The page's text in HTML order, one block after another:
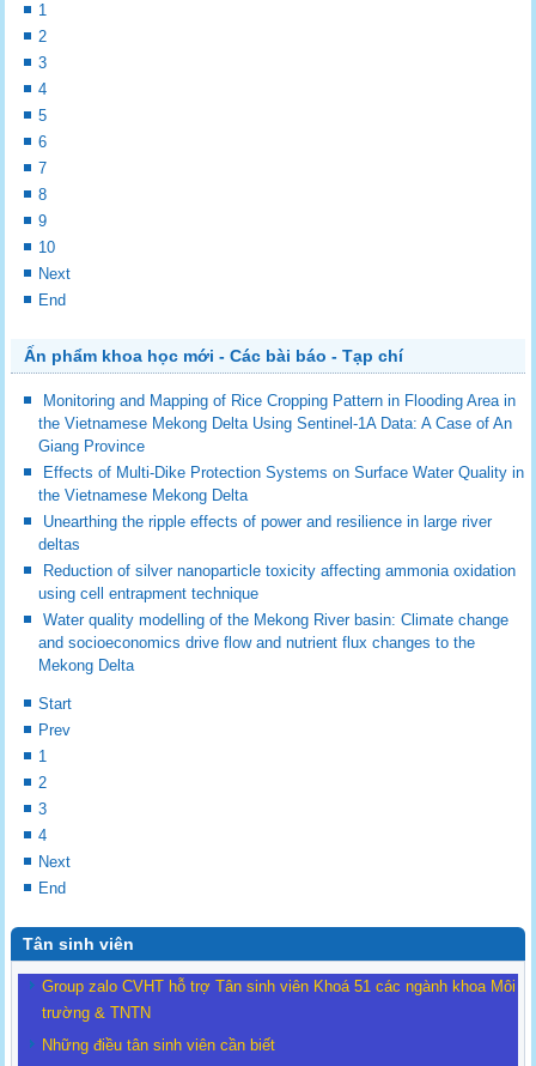
1
2
3
4
5
6
7
8
9
10
Next
End
Ấn phẩm khoa học mới - Các bài báo - Tạp chí
Monitoring and Mapping of Rice Cropping Pattern in Flooding Area in
the Vietnamese Mekong Delta Using Sentinel-1A Data: A Case of An
Giang Province
Effects of Multi-Dike Protection Systems on Surface Water Quality in
the Vietnamese Mekong Delta
Unearthing the ripple effects of power and resilience in large river
deltas
Reduction of silver nanoparticle toxicity affecting ammonia oxidation
using cell entrapment technique
Water quality modelling of the Mekong River basin: Climate change
and socioeconomics drive flow and nutrient flux changes to the
Mekong Delta
Start
Prev
1
2
3
4
Next
End
Tân sinh viên
Group zalo CVHT hỗ trợ Tân sinh viên Khoá 51 các ngành khoa Môi
trường & TNTN
Những điều tân sinh viên cần biết